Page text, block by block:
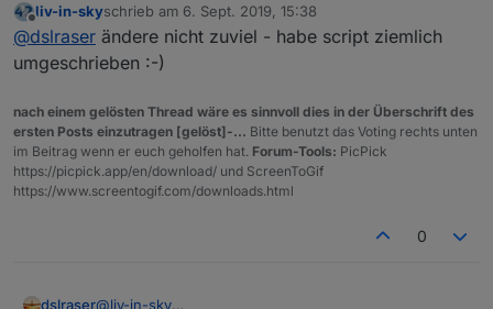
mir werden die vergebenen Namen angezeigt, gefällt
mir sogar besser.
Harmony HUB gefunden wird. In dem Script wird auf
hostname geschaut, die haben aber beide den
gleichen hostname
Offline
liv-in-skyschrieb am 6. Sept. 2019, 15:38
zuletzt editiert von
@dslraser ändere nicht zuviel - habe script ziemlich
umgeschrieben :-)
nach einem gelösten Thread wäre es sinnvoll dies in der Überschrift des
ersten Posts einzutragen [gelöst]-... Bitte benutzt das Voting rechts unten
im Beitrag wenn er euch geholfen hat. Forum-Tools: PicPick
https://picpick.app/en/download/ und ScreenToGif
https://www.screentogif.com/downloads.html
0
dslraser@liv-in-sky